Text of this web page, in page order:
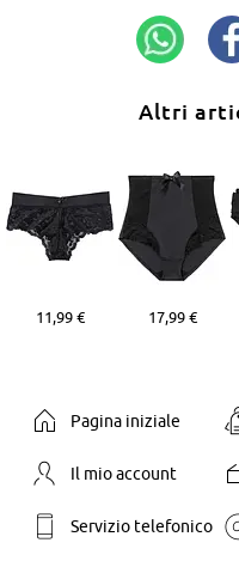
Altri
11,99 € 17,99 €
Pagina iniziale
Il mio account
Servizio telefonico